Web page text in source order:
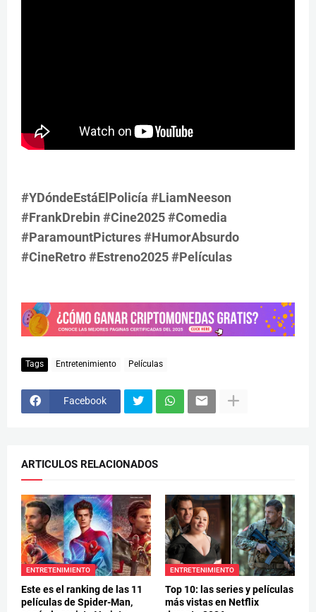
#YDóndeEstáElPolicía #LiamNeeson
#FrankDrebin #Cine2025 #Comedia
#ParamountPictures #HumorAbsurdo
#CineRetro #Estreno2025 #Películas
Tags Entretenimiento Películas
Facebook
ARTICULOS RELACIONADOS
ENTRETENIMIENTO
Este es el ranking de las 11
películas de Spider-Man,
ENTRETENIMIENTO
Top 10: las series y películas
más vistas en Netflix